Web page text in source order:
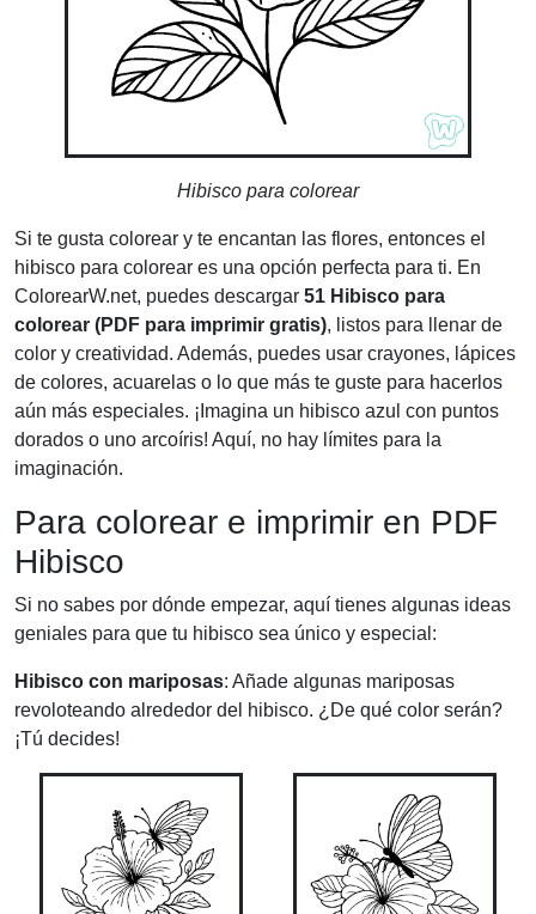
Hibisco para colorear
Si te gusta colorear y te encantan las flores, entonces el
hibisco para colorear es una opción perfecta para ti. En
ColorearW.net, puedes descargar 51 Hibisco para
colorear (PDF para imprimir gratis), listos para llenar de
color y creatividad. Además, puedes usar crayones, lápices
de colores, acuarelas o lo que más te guste para hacerlos
aún más especiales. ¡Imagina un hibisco azul con puntos
dorados o uno arcoíris! Aquí, no hay límites para la
imaginación.
Para colorear e imprimir en PDF
Hibisco
Si no sabes por dónde empezar, aquí tienes algunas ideas
geniales para que tu hibisco sea único y especial:
Hibisco con mariposas: Añade algunas mariposas
revoloteando alrededor del hibisco. ¿De qué color serán?
¡Tú decides!